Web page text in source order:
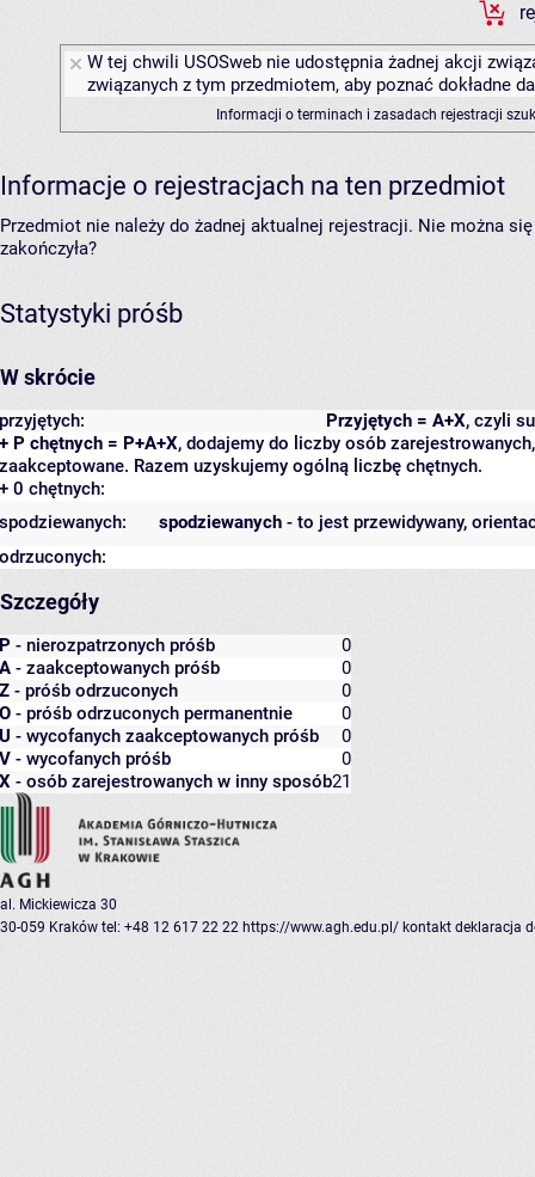
W tej chwili USOSweb nie udostępnia żadnej akcji
związanych z tym przedmiotem, aby poznać dokładne
Informacji o terminach i zasadach rejestracji
Informacje o rejestracjach na ten przedmiot
Przedmiot nie należy do żadnej aktualnej rejestracji. Nie można
zakończyła?
Statystyki próśb
W skrócie
Przyjętych = A+X, czyli
przyjętych:
+ P chętnych = P+A+X, dodajemy do liczby osób
zaakceptowane. Razem uzyskujemy ogólną liczbę chętnych.
+ 0 chętnych:
spodziewanych - to jest przewidywany,
spodziewanych:
odrzuconych:
Szczegóły
P - nierozpatrzonych próśb
0
A - zaakceptowanych próśb
0
Z - próśb odrzuconych
0
O - próśb odrzuconych permanentnie
0
U - wycofanych zaakceptowanych próśb
0
V - wycofanych próśb
0
X - osób zarejestrowanych w inny sposób21
al. Mickiewicza 30
30-059 Kraków tel: +48 12 617 22 22 https://www.agh.edu.pl/ kontakt deklaracja